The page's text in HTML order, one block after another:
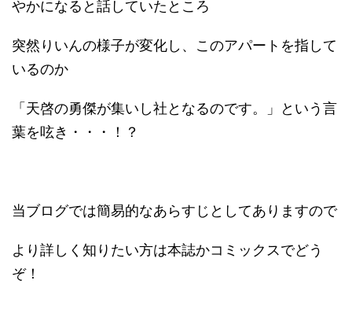
やかになると話していたところ
突然りいんの様子が変化し、このアパートを指して
いるのか
「天啓の勇傑が集いし社となるのです。」という言
葉を呟き・・・！？
当ブログでは簡易的なあらすじとしてありますので
より詳しく知りたい方は本誌かコミックスでどう
ぞ！